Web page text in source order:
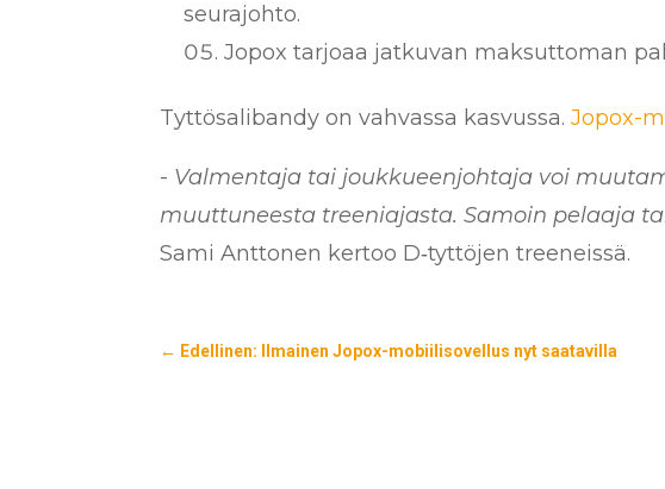
seurajohto.
Jopox tarjoaa jatkuvan maksuttoman
Tyttösalibandy on vahvassa kasvussa. Jopox-
- Valmentaja tai joukkueenjohtaja voi
muuttuneesta treeniajasta. Samoin pelaaja
Sami Anttonen kertoo D‑tyttöjen treeneissä.
← Edellinen: Ilmainen Jopox-mobiilisovellus nyt saatavilla